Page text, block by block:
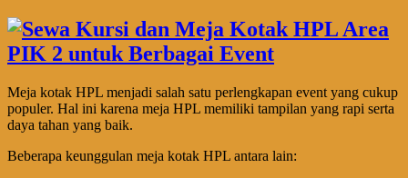
Meja kotak HPL menjadi salah satu perlengkapan event yang cukup
populer. Hal ini karena meja HPL memiliki tampilan yang rapi serta
daya tahan yang baik.
Beberapa keunggulan meja kotak HPL antara lain: